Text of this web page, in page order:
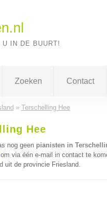
IN DE BUURT!
Zoeken Contact
» Terschelling Hee
Hee
nog geen pianisten in
via één e-mail in contact te
uit de provincie Friesland.